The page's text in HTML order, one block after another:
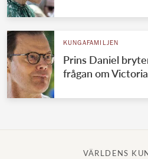
KUNGAFAMILJEN
Prins Daniel
frågan om Victoria
VÄRLDENS